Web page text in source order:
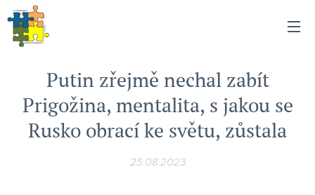
Putin zřejmě nechal zabít
Prigožina, mentalita, s jakou se
Rusko obrací ke světu, zůstala
25.08.2023